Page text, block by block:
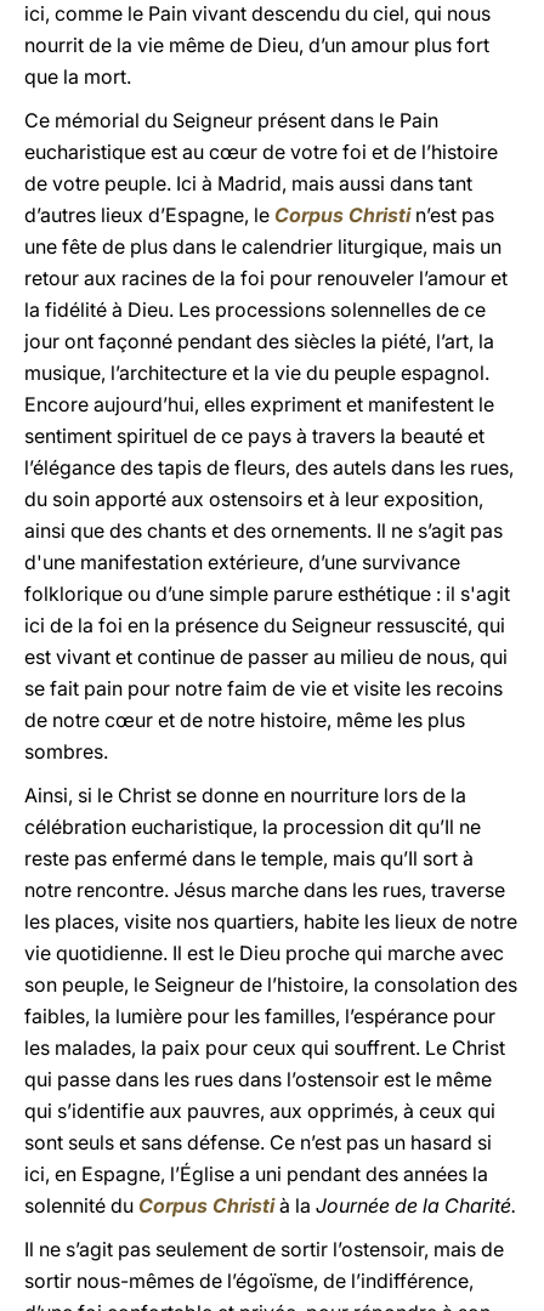
ici, comme le Pain vivant descendu du ciel, qui nous
nourrit de la vie même de Dieu, d’un amour plus fort
que la mort.
Ce mémorial du Seigneur présent dans le Pain
eucharistique est au cœur de votre foi et de l’histoire
de votre peuple. Ici à Madrid, mais aussi dans tant
d’autres lieux d’Espagne, le Corpus Christin’est pas
une fête de plus dans le calendrier liturgique, mais un
retour aux racines de la foi pour renouveler l’amour et
la fidélité à Dieu. Les processions solennelles de ce
jour ont façonné pendant des siècles la piété, l’art, la
musique, l’architecture et la vie du peuple espagnol.
Encore aujourd’hui, elles expriment et manifestent le
sentiment spirituel de ce pays à travers la beauté et
l’élégance des tapis de fleurs, des autels dans les rues,
du soin apporté aux ostensoirs et à leur exposition,
ainsi que des chants et des ornements. Il ne s’agit pas
d'une manifestation extérieure, d’une survivance
folklorique ou d’une simple parure esthétique : il s'agit
ici de la foi en la présence du Seigneur ressuscité, qui
est vivant et continue de passer au milieu de nous, qui
se fait pain pour notre faim de vie et visite les recoins
de notre cœur et de notre histoire, même les plus
sombres.
Ainsi, si le Christ se donne en nourriture lors de la
célébration eucharistique, la procession dit qu’Il ne
reste pas enfermé dans le temple, mais qu’Il sort à
notre rencontre. Jésus marche dans les rues, traverse
les places, visite nos quartiers, habite les lieux de notre
vie quotidienne. Il est le Dieu proche qui marche avec
son peuple, le Seigneur de l’histoire, la consolation des
faibles, la lumière pour les familles, l’espérance pour
les malades, la paix pour ceux qui souffrent. Le Christ
qui passe dans les rues dans l’ostensoir est le même
qui s’identifie aux pauvres, aux opprimés, à ceux qui
sont seuls et sans défense. Ce n’est pas un hasard si
ici, en Espagne, l’Église a uni pendant des années la
solennité du Corpus Christià la Journée de la Charité.
Il ne s’agit pas seulement de sortir l’ostensoir, mais de
sortir nous-mêmes de l’égoïsme, de l’indifférence,